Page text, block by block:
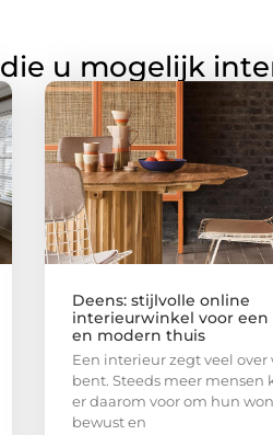
die u mogelijk
Deens: stijlvolle online
interieurwinkel voor een
en modern thuis
Een interieur zegt veel over
bent. Steeds meer mensen
er daarom voor om hun
bewust en